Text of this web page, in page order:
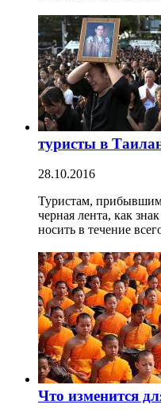
туристы в
28.10.2016
Туристам, прибывшим
черная лента, как
носить в течение
Что изменится